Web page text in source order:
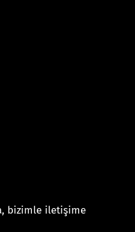
bizimle iletişime